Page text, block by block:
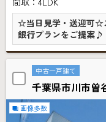
☆当日見学・送迎可☆
銀行プランをご提案♪
中古一戸建て
千葉県市川市曽
画像多数